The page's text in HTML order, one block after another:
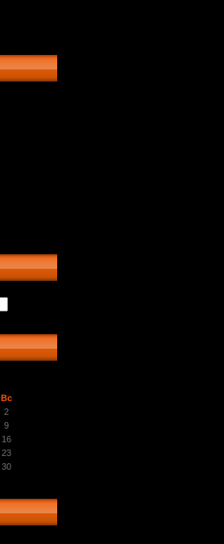
Вс
2
9
16
23
30